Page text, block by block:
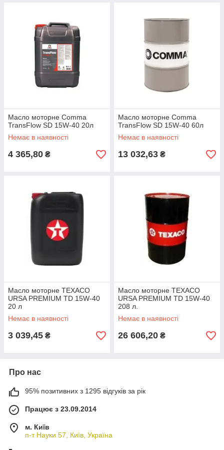
Масло моторне Comma
TransFlow SD 15W-40 20л
Немає в наявності
4 365,80 ₴
Масло моторне Comma
TransFlow SD 15W-40 60л
Немає в наявності
13 032,63 ₴
Масло моторне TEXACO
URSA PREMIUM TD 15W-40
20 л
Немає в наявності
3 039,45 ₴
Масло моторне TEXACO
URSA PREMIUM TD 15W-40
208 л.
Немає в наявності
26 606,20 ₴
Про нас
95% позитивних з 1295 відгуків за рік
Працює з 23.09.2014
м. Київ
п-т Науки 57, Київ, Україна